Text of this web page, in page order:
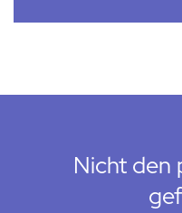
Nicht den